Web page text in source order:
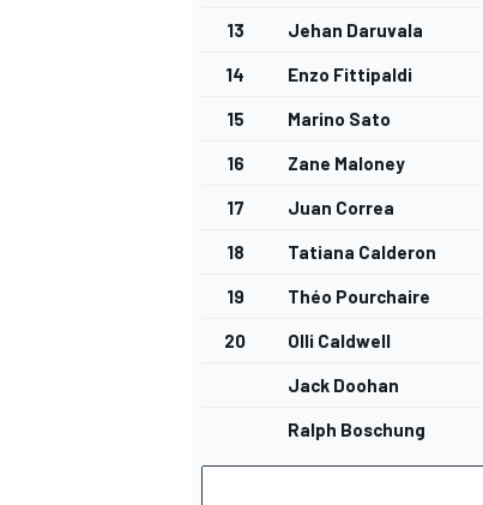
MEER RACEKLASSEN
13 Jehan Daruvala
14 Enzo Fittipaldi
15 Marino Sato
16 Zane Maloney
17 Juan Correa
18 Tatiana Calderon
19 Théo Pourchaire
20 Olli Caldwell
Jack Doohan
Ralph Boschung